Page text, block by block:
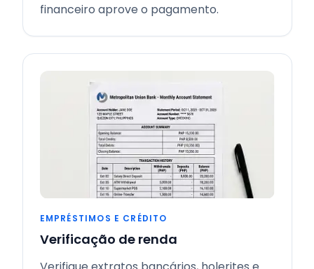
financeiro aprove o pagamento.
EMPRÉSTIMOS E CRÉDITO
Verificação de renda